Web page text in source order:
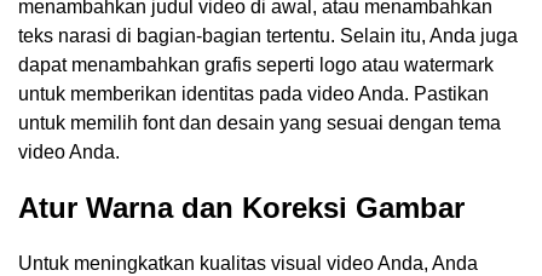
menambahkan judul video di awal, atau menambahkan
teks narasi di bagian-bagian tertentu. Selain itu, Anda juga
dapat menambahkan grafis seperti logo atau watermark
untuk memberikan identitas pada video Anda. Pastikan
untuk memilih font dan desain yang sesuai dengan tema
video Anda.
Atur Warna dan Koreksi Gambar
Untuk meningkatkan kualitas visual video Anda, Anda